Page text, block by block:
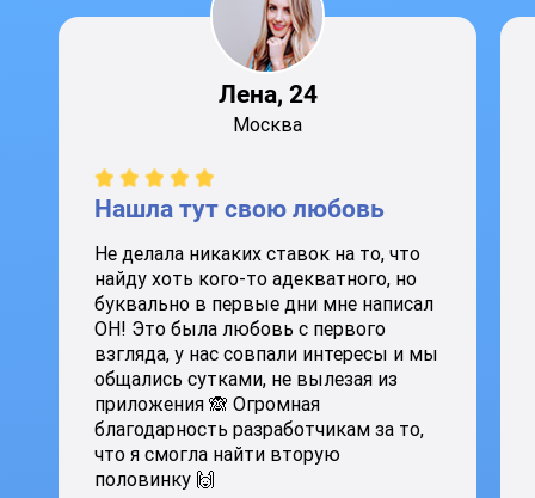
Лена, 24
Москва
Нашла тут свою любовь
Не делала никаких ставок на то, что
найду хоть кого-то адекватного, но
буквально в первые дни мне написал
ОН! Это была любовь с первого
взгляда, у нас совпали интересы и мы
общались сутками, не вылезая из
приложения 🙈 Огромная
благодарность разработчикам за то,
что я смогла найти вторую
половинку 🙌